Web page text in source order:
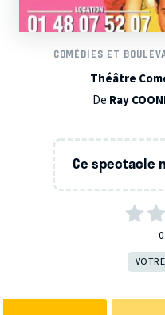
COMÉDIES ET
Théâtre
De Ray
Ce spectacle
0